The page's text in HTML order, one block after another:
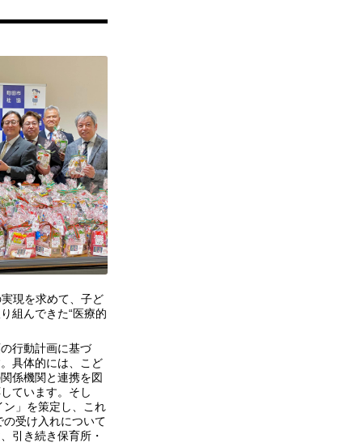
現を求めて、子ど
組んできた“医療的
行動計画に基づ
具体的には、こど
係機関と連携を図
ています。そし
」を策定し、これ
受け入れについて
引き続き保育所・